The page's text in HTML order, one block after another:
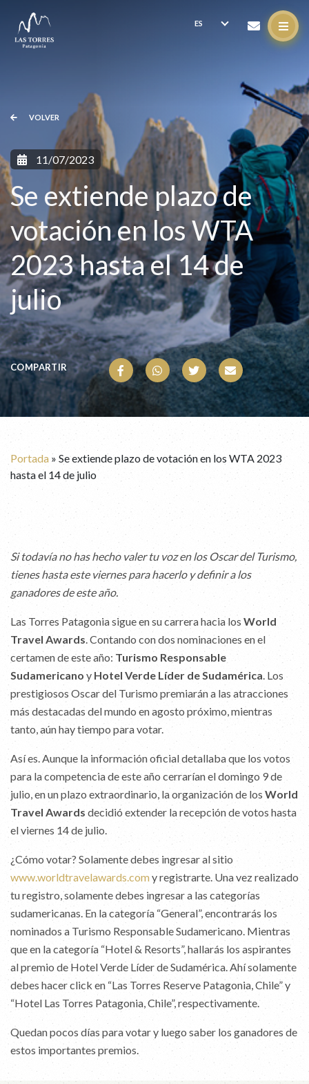
VOLVER
11/07/2023
Se extiende plazo de
votación en los WTA
2023 hasta el 14 de
julio
COMPARTIR
Portada » Se extiende plazo de votación en los WTA 2023
hasta el 14 de julio
Si todavía no has hecho valer tu voz en los Oscar del Turismo,
tienes hasta este viernes para hacerlo y definir a los
ganadores de este año.
Las Torres Patagonia sigue en su carrera hacia los World
Travel Awards. Contando con dos nominaciones en el
certamen de este año: Turismo Responsable
Sudamericano y Hotel Verde Líder de Sudamérica. Los
prestigiosos Oscar del Turismo premiarán a las atracciones
más destacadas del mundo en agosto próximo, mientras
tanto, aún hay tiempo para votar.
Así es. Aunque la información oficial detallaba que los votos
para la competencia de este año cerrarían el domingo 9 de
julio, en un plazo extraordinario, la organización de los World
Travel Awards decidió extender la recepción de votos hasta
el viernes 14 de julio.
¿Cómo votar? Solamente debes ingresar al sitio
www.worldtravelawards.comy registrarte. Una vez realizado
tu registro, solamente debes ingresar a las categorías
sudamericanas. En la categoría “General”, encontrarás los
nominados a Turismo Responsable Sudamericano. Mientras
que en la categoría “Hotel & Resorts”, hallarás los aspirantes
al premio de Hotel Verde Líder de Sudamérica. Ahí solamente
debes hacer click en “Las Torres Reserve Patagonia, Chile” y
“Hotel Las Torres Patagonia, Chile”, respectivamente.
Quedan pocos días para votar y luego saber los ganadores de
estos importantes premios.